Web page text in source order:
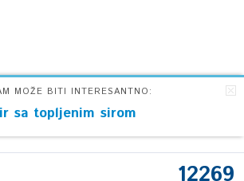
MOŽE BITI INTERESANTNO:
sa topljenim sirom
12269